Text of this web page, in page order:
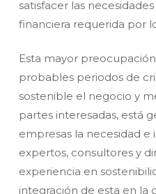
satisfacer las
financiera requerida por
Esta mayor
probables periodos de
sostenible el negocio y
partes interesadas, está
empresas la necesidad
expertos, consultores y
experiencia en
integración de esta en la